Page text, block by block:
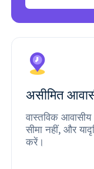
असीमित
वास्तविक
सीमा नहीं, और
करें।